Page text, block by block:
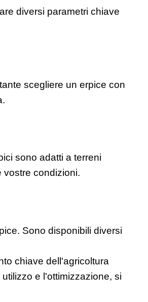
diversi parametri chiave
scegliere un erpice con
sono adatti a terreni
vostre condizioni.
Sono disponibili diversi
chiave dell'agricoltura
e l'ottimizzazione, si